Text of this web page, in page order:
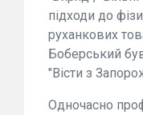
підходи до
руханкових
Боберський
"Вісти з
Одночасно